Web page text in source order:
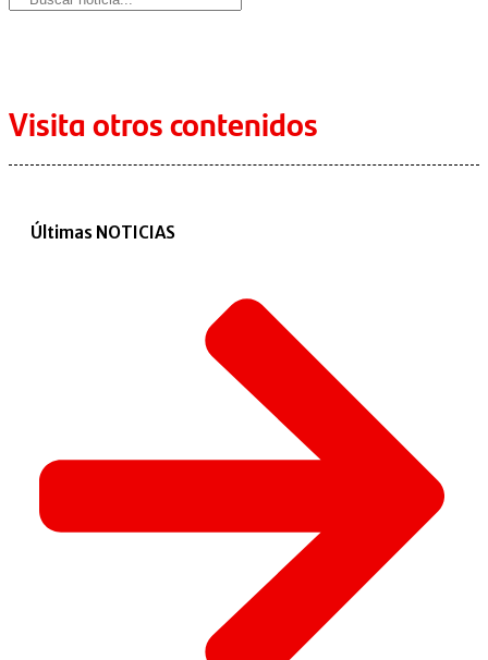
Visita otros contenidos
Últimas NOTICIAS